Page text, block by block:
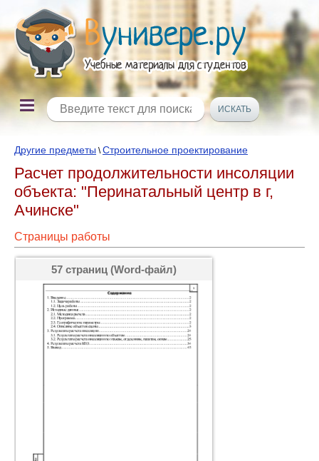
Другие предметы \Строительное проектирование
Расчет продолжительности инсоляции
объекта: "Перинатальный центр в г,
Ачинске"
Страницы работы
57 страниц (Word-файл)